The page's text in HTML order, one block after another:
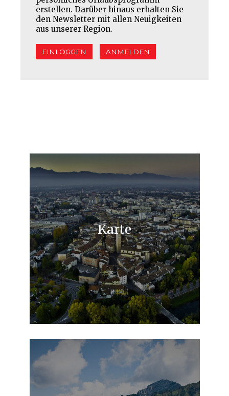
erstellen. Darüber hinaus erhalten Sie
den Newsletter mit allen Neuigkeiten
aus unserer Region.
EINLOGGEN ANMELDEN
Karte